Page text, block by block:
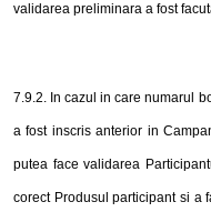
validarea preliminara a fost
7.9.2. In cazul in care numarul
a fost inscris anterior in
putea face validarea
corect Produsul participant si a